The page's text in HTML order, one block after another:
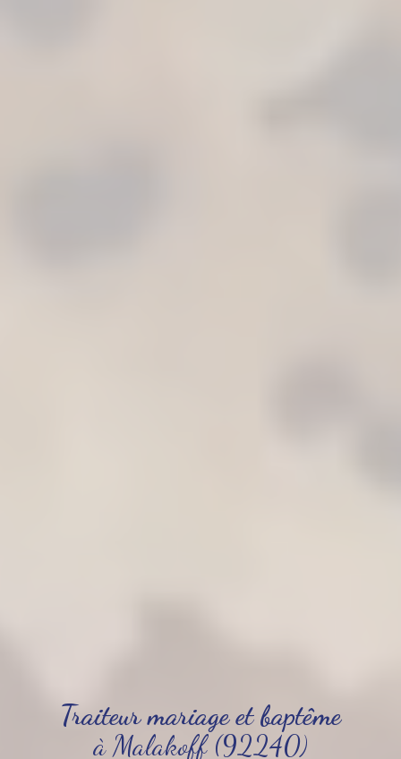
Traiteur mariage et baptême
à Malakoff (92240)